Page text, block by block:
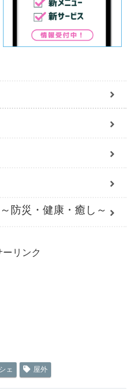
防災・健康・癒し～
ーリンク
ェ 屋外